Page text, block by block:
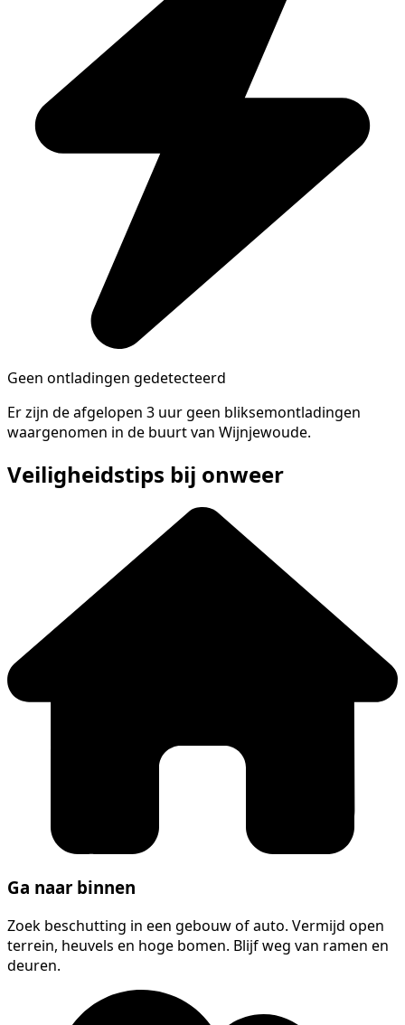
Geen ontladingen gedetecteerd
Er zijn de afgelopen 3 uur geen bliksemontladingen
waargenomen in de buurt van Wijnjewoude.
Veiligheidstips bij onweer
Ga naar binnen
Zoek beschutting in een gebouw of auto. Vermijd open
terrein, heuvels en hoge bomen. Blijf weg van ramen en
deuren.